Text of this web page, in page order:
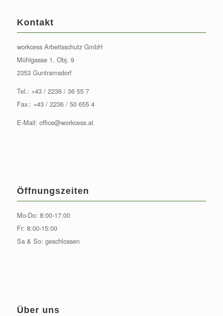
Kontakt
workcess Arbeitsschutz GmbH
Mühlgasse 1, Obj. 9
2353 Guntramsdorf
Tel.: +43 / 2236 / 36 55 7
Fax.: +43 / 2236 / 50 655 4
E-Mail: office@workcess.at
Öffnungszeiten
Mo-Do: 8:00-17:00
Fr: 8:00-15:00
Sa & So: geschlossen
Über uns